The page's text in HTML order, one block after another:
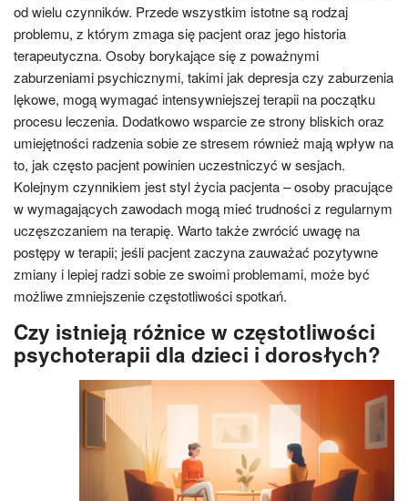
od wielu czynników. Przede wszystkim istotne są rodzaj
problemu, z którym zmaga się pacjent oraz jego historia
terapeutyczna. Osoby borykające się z poważnymi
zaburzeniami psychicznymi, takimi jak depresja czy zaburzenia
lękowe, mogą wymagać intensywniejszej terapii na początku
procesu leczenia. Dodatkowo wsparcie ze strony bliskich oraz
umiejętności radzenia sobie ze stresem również mają wpływ na
to, jak często pacjent powinien uczestniczyć w sesjach.
Kolejnym czynnikiem jest styl życia pacjenta – osoby pracujące
w wymagających zawodach mogą mieć trudności z regularnym
uczęszczaniem na terapię. Warto także zwrócić uwagę na
postępy w terapii; jeśli pacjent zaczyna zauważać pozytywne
zmiany i lepiej radzi sobie ze swoimi problemami, może być
możliwe zmniejszenie częstotliwości spotkań.
Czy istnieją różnice w częstotliwości
psychoterapii dla dzieci i dorosłych?